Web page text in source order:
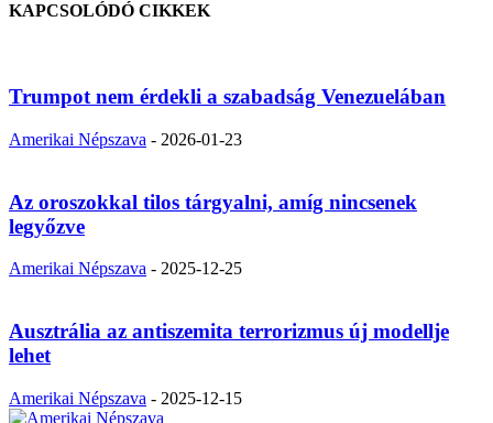
KAPCSOLÓDÓ CIKKEK
Trumpot nem érdekli a szabadság Venezuelában
Amerikai Népszava - 2026-01-23
Az oroszokkal tilos tárgyalni, amíg nincsenek
legyőzve
Amerikai Népszava - 2025-12-25
Ausztrália az antiszemita terrorizmus új modellje
lehet
Amerikai Népszava - 2025-12-15